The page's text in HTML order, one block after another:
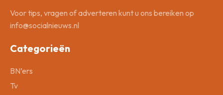
Voor tips, vragen of adverteren kunt u ons bereiken op
info@socialnieuws.nl
Categorieën
BN’ers
Tv